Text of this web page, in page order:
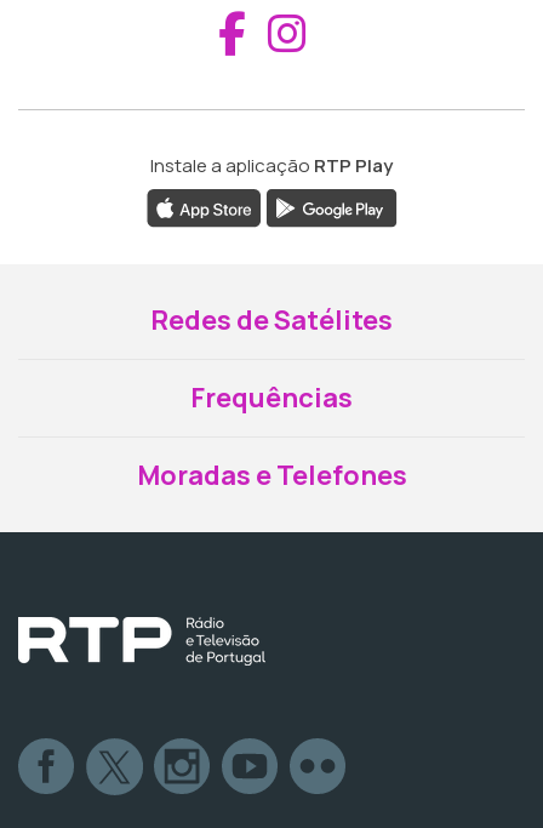
Aceder ao
Instale a aplicação RTP Play
Redes de Satélites
Frequências
Moradas e Telefones